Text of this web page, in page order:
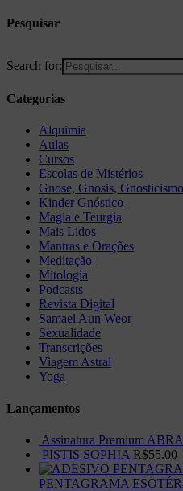
Pesquisar
Search for:
Categorias
Alquimia
Aulas
Cursos
Escolas de Mistérios
Gnose, Gnosis, Gnosticismo
Kinder Gnóstico
Magia e Teurgia
Mais Lidos
Mantras e Orações
Meditação
Mitologia
Podcasts
Revista Digital
Samael Aun Weor
Sexualidade
Transcrições
Viagem Astral
Yoga
Lançamentos
Assinatura Premium
PISTIS SOPHIA R$55.00
PENTAGRAMA